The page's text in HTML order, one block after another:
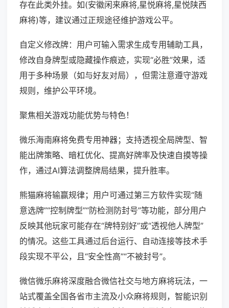
存在此类外挂。如(安徽闲来麻将,星悦麻将,星悦陕西
麻将)等，建议通过正规途径维护游戏公平。
自定义修改牌：用户可输入需求生成专用辅助工具，
修改自身牌型或隐藏操作痕迹，实现“必胜”效果，适
用于多种场景（如与好友对局），但需注意遵守游戏
规则，维护公平环境。
聚焦相关游戏功能优势与特色！
微乐海南麻将免费专用神器；支持透视全局牌型、智
能出牌策略、暗杠优化、提高好牌率及快速自摸等操
作，通过AI算法调整牌局结果，提升胜率。
熊猫麻将输赢规律；用户可通过第三方软件实现“随
意选牌”“控制牌型”“防检测防封号”等功能，部分用户
反映其他玩家可能存在“牌特别好”或“透视他人牌型”
的情况。这些工具通过后台运行、自动连接等技术手
段实现不平公，且“安全性高”“不被封号”。
微信微乐麻将深度融合微信社交与地方麻将玩法，一
站式覆盖全国各省市主流及小众麻将规则，智能识别